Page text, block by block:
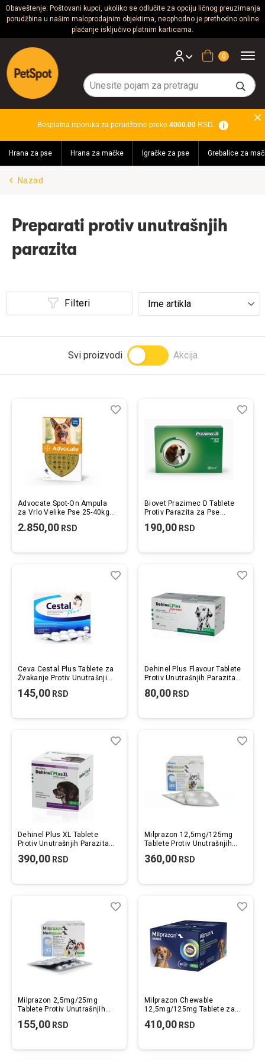
Obaveštenje: Poštovani kupci, ukoliko se odlučite za opciju ličnog preuzimanja
porudžbina u našim maloprodajnim objektima, neophodno je prethodno online
plaćanje isključivo platnim karticama.
Psi
Mačke
Glodari
Akvaristika
Teraristika
Brendovi
Akcija!
Korpa
Besplatna isporuka za porudžbine preko 4000.00RSD.
Hrana za pse Hrana za mačke Igračke za pse Grebalice za
Nazad
Preparati protiv unutrašnjih
parazita
Filteri
Svi proizvodi Akcija
Advocate Spot-On Ampula
za Vrlo Velike Pse 25-40kg
2.850,00 RSD
Lista
Uporedi
Biovet Prazimec D Tablete
Protiv Parazita za Pse
190,00 RSD
Ceva Cestal Plus Tablete za
Žvakanje Protiv Unutrašnjih
145,00 RSD
Lista
Uporedi
Dehinel Plus Flavour Tablete
Protiv Unutrašnjih Parazita
80,00 RSD
Dehinel Plus XL Tablete
Protiv Unutrašnjih Parazita
390,00 RSD
Lista
Uporedi
Milprazon 12,5mg/125mg
Tablete Protiv Unutrašnjih
360,00 RSD
Milprazon 2,5mg/25mg
Tablete Protiv Unutrašnjih
Štenad 1kom.
155,00 RSD
Lista
Uporedi
Milprazon Chewable
12,5mg/125mg Tablete za
Parazita za Pse 1kom.
410,00 RSD